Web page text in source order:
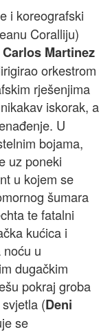
i koreografski
Coralliju)
Martinez
orkestrom
rješenjima
iskorak, a
U
bojama,
uz poneki
u kojem se
šumara
te fatalni
kućica i
u
dugačkim
pokraj groba
(Deni
se